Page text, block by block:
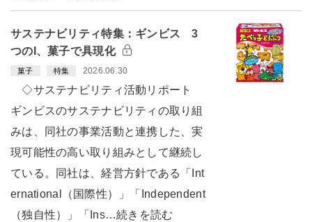
サステナビリティ特集：ギンビス 3
つのI、菓子で具現化
菓子 特集 2026.06.30
◇サステナビリティ活動リポート
ギンビスのサステナビリティの取り組
みは、同社の事業活動と連携した、実
現可能性の高い取り組みとして継続し
ている。同社は、経営方針である「Int
ernational（国際性）」「Independent
（独自性）」「Ins…続きを読む